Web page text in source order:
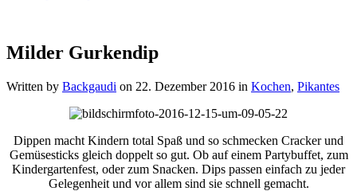
Milder Gurkendip
Written by Backgaudi on 22. Dezember 2016 in Kochen, Pikantes
Dippen macht Kindern total Spaß und so schmecken Cracker und
Gemüsesticks gleich doppelt so gut. Ob auf einem Partybuffet, zum
Kindergartenfest, oder zum Snacken. Dips passen einfach zu jeder
Gelegenheit und vor allem sind sie schnell gemacht.